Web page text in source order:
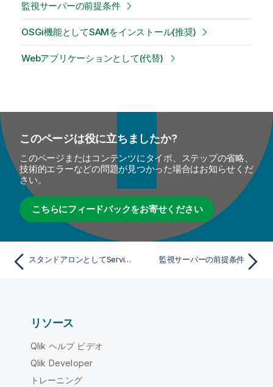
監視サーバーの前提条件
OSGi機能としてSAMをインストール(推奨)
Webアプリケーションとして(代替)
このページは役に立ちましたか?
このページまたはコンテンツにタイポ、ステップの省略、
技術的エラーなどの問題が見つかった場合はお知らせくだ
さい。
こちらにフィードバックをお寄せください
スタンドアロンとしてService Locatorをインストール(代替) 監視サーバーの前提条件
リソース
Qlik ヘルプ ビデオ
Qlik Developer
トレーニング